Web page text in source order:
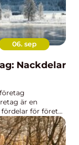
06. sep
Nackdelar
är en
för föret...